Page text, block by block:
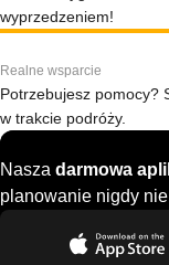
wyprzedzeniem!
Realne wsparcie
Potrzebujesz pomocy?
w trakcie podróży.
Nasza darmowa
planowanie nigdy nie